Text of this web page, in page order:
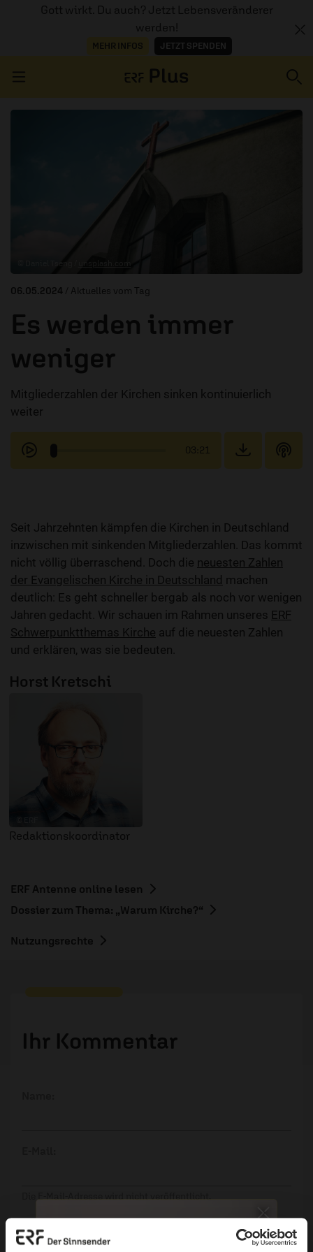
Gott wirkt. Du auch? Jetzt Lebensveränderer
werden!
MEHR INFOS JETZT SPENDEN
06.05.2024 / Aktuelles vom Tag
Es werden immer
weniger
Mitgliederzahlen der Kirchen sinken kontinuierlich
weiter
03:21
Seit Jahrzehnten kämpfen die Kirchen in Deutschland
inzwischen mit sinkenden Mitgliederzahlen. Das kommt
nicht völlig überraschend. Doch die neuesten Zahlen
der Evangelischen Kirche in Deutschland machen
deutlich: Es geht schneller bergab als noch vor wenigen
Jahren gedacht. Wir schauen im Rahmen unseres ERF
Schwerpunktthemas Kirche auf die neuesten Zahlen
und erklären, was sie bedeuten.
Horst Kretschi
Redaktionskoordinator
ERF Antenne online lesen
Dossier zum Thema: „Warum Kirche?“
Nutzungsrechte
Ihr Kommentar
Die E-Mail-Adresse wird nicht veröffentlicht.